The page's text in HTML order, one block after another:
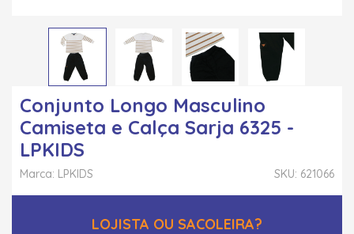
Conjunto Longo Masculino
Camiseta e Calça Sarja 6325 -
LPKIDS
SKU: 621066
Marca: LPKIDS
LOJISTA OU SACOLEIRA?